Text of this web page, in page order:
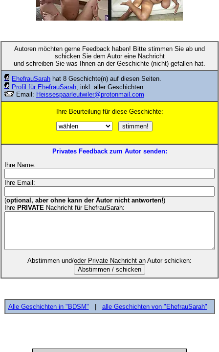
Autoren möchten gerne Feedback haben! Bitte stimmen Sie ab und
schicken Sie dem Autor eine Nachricht
und schreiben Sie was Ihnen an der Geschichte (nicht) gefallen hat.
EhefrauSarah hat 8 Geschichte(n) auf diesen Seiten.
Profil für EhefrauSarah , inkl. aller Geschichten
Email: Heissespaarleutwiler@protonmail.com
Ihre Beurteilung für diese Geschichte:
Privates Feedback zum Autor senden:
Ihre Name:
Ihre Email:
(optional, aber ohne kann der Autor nicht antworten!)
Ihre PRIVATE Nachricht für EhefrauSarah:
Abstimmen und/oder Private Nachricht an Autor schicken:
Alle Geschichten in "BDSM" | alle Geschichten von "EhefrauSarah"